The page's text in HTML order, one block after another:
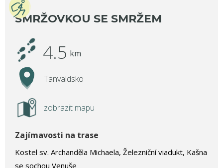
SMRŽOVKOU SE SMRŽEM
4.5 km
Tanvaldsko
zobrazit mapu
Zajímavosti na trase
Kostel sv. Archanděla Michaela, Železniční viadukt, Kašna
se sochou Venuše